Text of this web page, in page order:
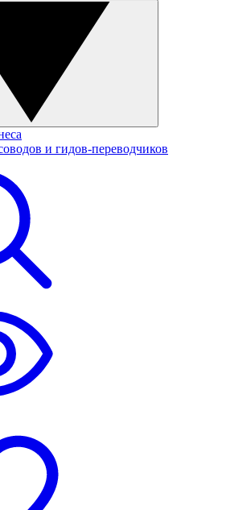
и гидов-переводчиков